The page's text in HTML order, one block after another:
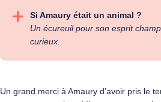
Si Amaury était un animal ?
Un écureuil pour son esprit
curieux.
Un grand merci à Amaury d’avoir pris le